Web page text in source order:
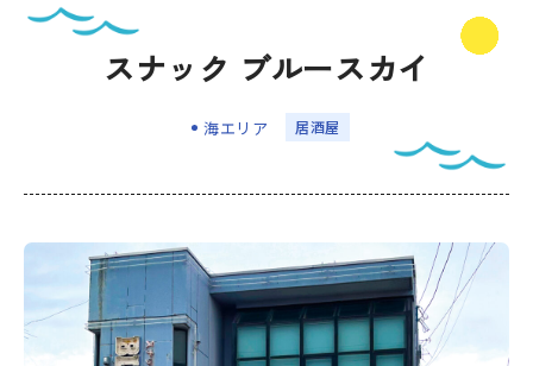
简体中文
見る 食べる
買う・お土産
イベント情報 なめりかわめぐり
レンタサイクル 滑川から○○へ！サイク
リングコース
スナック ブルースカイ
海エリア 居酒屋